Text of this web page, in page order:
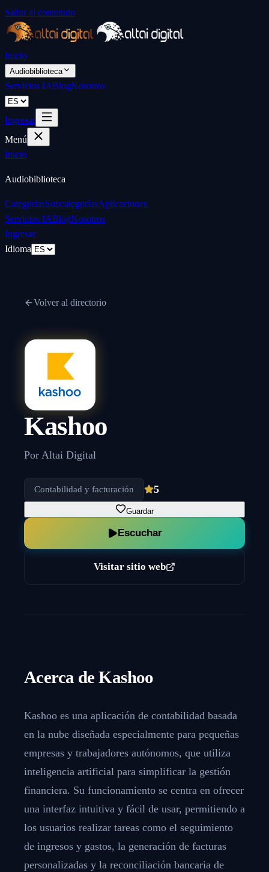
Saltar al contenido
Inicio
Audiobiblioteca
Servicios IABlogNosotros
Ingresar
Menú
Inicio
Audiobiblioteca
CategoríasSubcategoríasAplicaciones
Servicios IABlogNosotros
Ingresar
Idioma
Volver al directorio
Kashoo
Por Altai Digital
Contabilidad y facturación 5
Guardar
Escuchar
Visitar sitio web
Acerca de Kashoo
Kashoo es una aplicación de contabilidad basada
en la nube diseñada especialmente para pequeñas
empresas y trabajadores autónomos, que utiliza
inteligencia artificial para simplificar la gestión
financiera. Su funcionamiento se centra en ofrecer
una interfaz intuitiva y fácil de usar, permitiendo a
los usuarios realizar tareas como el seguimiento
de ingresos y gastos, la generación de facturas
personalizadas y la reconciliación bancaria de